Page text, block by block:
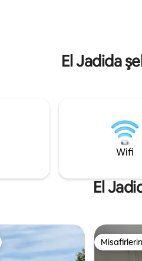
El Jadida
Wifi
El